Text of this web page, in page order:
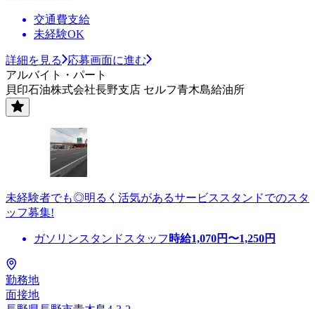
交通費支給
未経験OK
詳細を見る
応募画面に進む
アルバイト・パート
貝印石油株式会社長野支店 セルフ青木島給油所
未経験者でも◎明るく活気があるサービススタンドでのスタ
ッフ募集!
ガソリンスタンドスタッフ 時給1,070円〜1,250円
勤務地
面接地